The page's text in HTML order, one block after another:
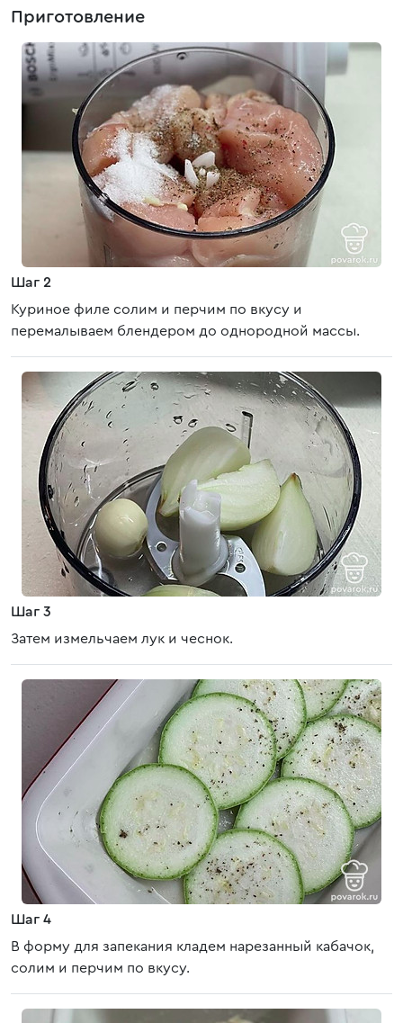
Приготовление
Шаг 2
Куриное филе солим и перчим по вкусу и
перемалываем блендером до однородной массы.
Шаг 3
Затем измельчаем лук и чеснок.
Шаг 4
В форму для запекания кладем нарезанный кабачок,
солим и перчим по вкусу.